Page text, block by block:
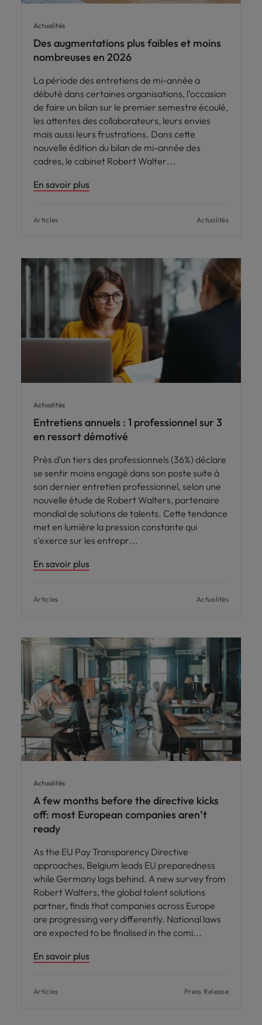
Actualités
Des augmentations plus faibles et moins
nombreuses en 2026
La période des entretiens de mi-année a
débuté dans certaines organisations, l’occasion
de faire un bilan sur le premier semestre écoulé,
les attentes des collaborateurs, leurs envies
mais aussi leurs frustrations. Dans cette
nouvelle édition du bilan de mi-année des
cadres, le cabinet Robert Walter
En savoir plus
Articles Actualités
Actualités
Entretiens annuels : 1 professionnel sur 3
en ressort démotivé
Près d’un tiers des professionnels (36%) déclare
se sentir moins engagé dans son poste suite à
son dernier entretien professionnel, selon une
nouvelle étude de Robert Walters, partenaire
mondial de solutions de talents. Cette tendance
met en lumière la pression constante qui
s’exerce sur les entrepr
En savoir plus
Articles Actualités
Actualités
A few months before the directive kicks
off: most European companies aren’t
ready
As the EU Pay Transparency Directive
approaches, Belgium leads EU preparedness
while Germany lags behind. A new survey from
Robert Walters, the global talent solutions
partner, finds that companies across Europe
are progressing very differently. National laws
are expected to be finalised in the comi
En savoir plus
Articles Press Release